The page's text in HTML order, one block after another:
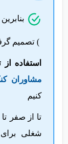
) تصمیم
استفاده
مشاوران
کنیم
تا از صفر